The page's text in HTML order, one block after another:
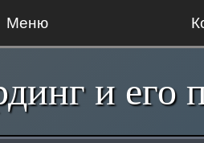
Меню
и его